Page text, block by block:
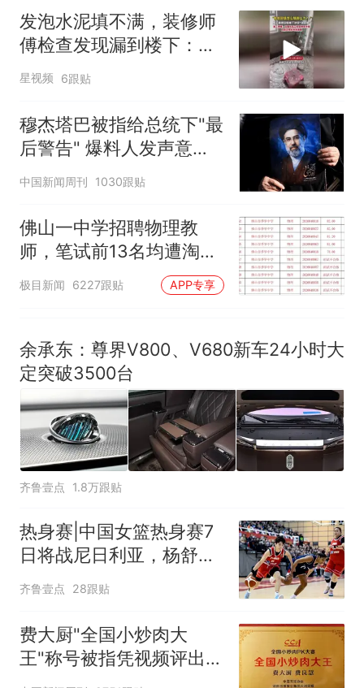
试前13名均遭淘汰？教育局：
已叫停招聘，成立调查组全面
核查
台风"白海豚"中心附近最大风
力已达15级 最新研判
那个在床头放菜刀的女孩，
人生
发泡水泥填不满，装修师
傅检查发现漏到楼下：出
风口未延伸到外墙
星视频 6跟贴
穆杰塔巴被指给总统下"最
后警告" 爆料人发声意味
深长
中国新闻周刊 1030跟贴
佛山一中学招聘物理教
师，笔试前13名均遭淘
汰？教育局：已叫停招
聘，成立调查组全面核查
极目新闻 6227跟贴 APP专享
余承东：尊界V800、V680新车24小时大
定突破3500台
齐鲁壹点 1.8万跟贴
热身赛|中国女篮热身赛7
日将战尼日利亚，杨舒予
有望出战
齐鲁壹点 28跟贴
费大厨"全国小炒肉大
王"称号被指凭视频评出
官方回应